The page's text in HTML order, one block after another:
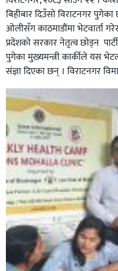
बिहीबार दिउँसो विराटनगर
ओलीसँग काठमाडौंमा भेटवार्ता
प्रदेशकाे सरकार नेतृत्व छाेड्न
पुगेका मुख्यमन्त्री कार्कीले यस
संज्ञा दिएका छन् । विराटनगर